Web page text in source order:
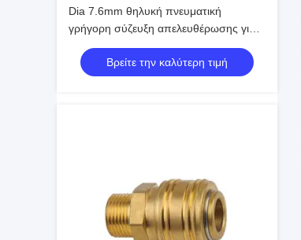
Dia 7.6mm θηλυκή πνευματική
γρήγορη σύζευξη απελευθέρωσης για
Automotives
Βρείτε την καλύτερη τιμή